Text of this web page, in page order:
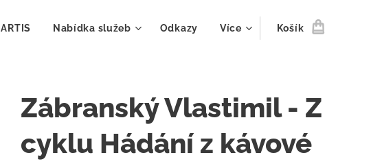
ARTIS Nabídka služeb Odkazy Více Košík
Zábranský Vlastimil - Z
cyklu Hádání z kávové